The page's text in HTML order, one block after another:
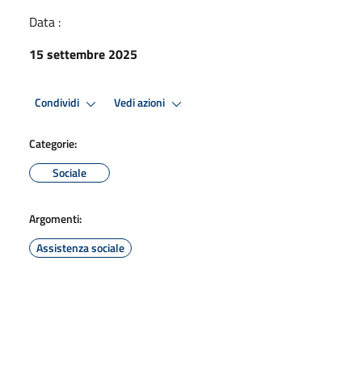
Data :
15 settembre 2025
Condividi Vedi azioni
Categorie:
Sociale
Argomenti:
Assistenza sociale